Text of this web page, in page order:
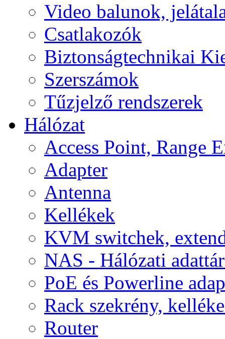
Video balunok,
Csatlakozók
Biztonságtechnikai
Szerszámok
Tűzjelző rendszerek
Hálózat
Access Point, Range
Adapter
Antenna
Kellékek
KVM switchek,
NAS - Hálózati
PoE és Powerline
Rack szekrény,
Router